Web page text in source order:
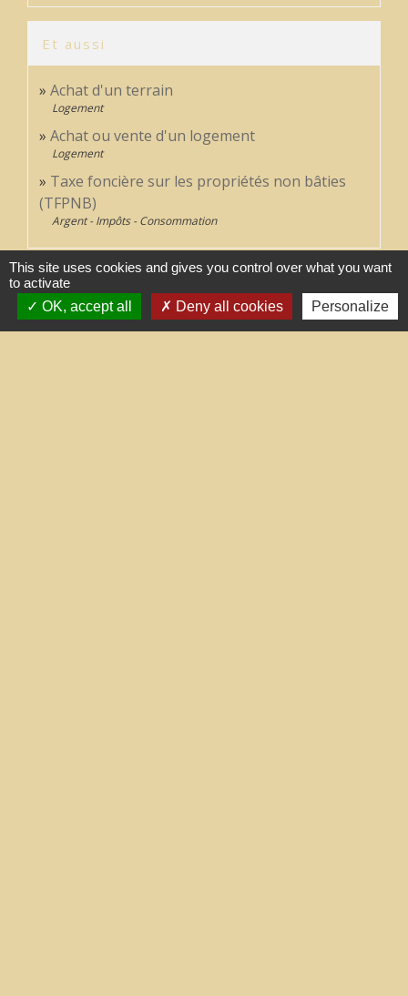
Et aussi
Achat d'un terrain
Logement
Achat ou vente d'un logement
Logement
Taxe foncière sur les propriétés non bâties
(TFPNB)
Argent - Impôts - Consommation
Comment faire si...
J'achète un logement
This site uses cookies and gives you control over what you want
to activate
OK, accept all
Deny all cookies Personalize